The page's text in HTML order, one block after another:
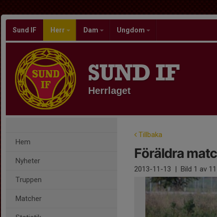
Sund IF Herr Dam Ungdom
SUND IF
Herrlaget
Hem
Nyheter
Truppen
Matcher
Tillbaka
Föräldra
2013-11-13 | Bild 1 av 11